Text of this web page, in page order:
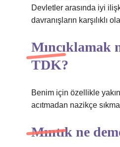
Devletler arasında iyi
davranışların karşılıklı
Mıncıklamak
TDK?
Benim için özellikle
acıtmadan nazikçe
Mıntık ne